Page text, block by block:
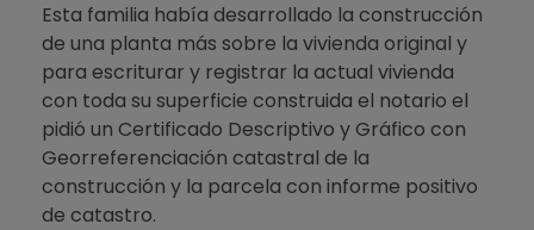
Esta familia había desarrollado la construcción
de una planta más sobre la vivienda original y
para escriturar y registrar la actual vivienda
con toda su superficie construida el notario el
pidió un Certificado Descriptivo y Gráfico con
Georreferenciación catastral de la
construcción y la parcela con informe positivo
de catastro.